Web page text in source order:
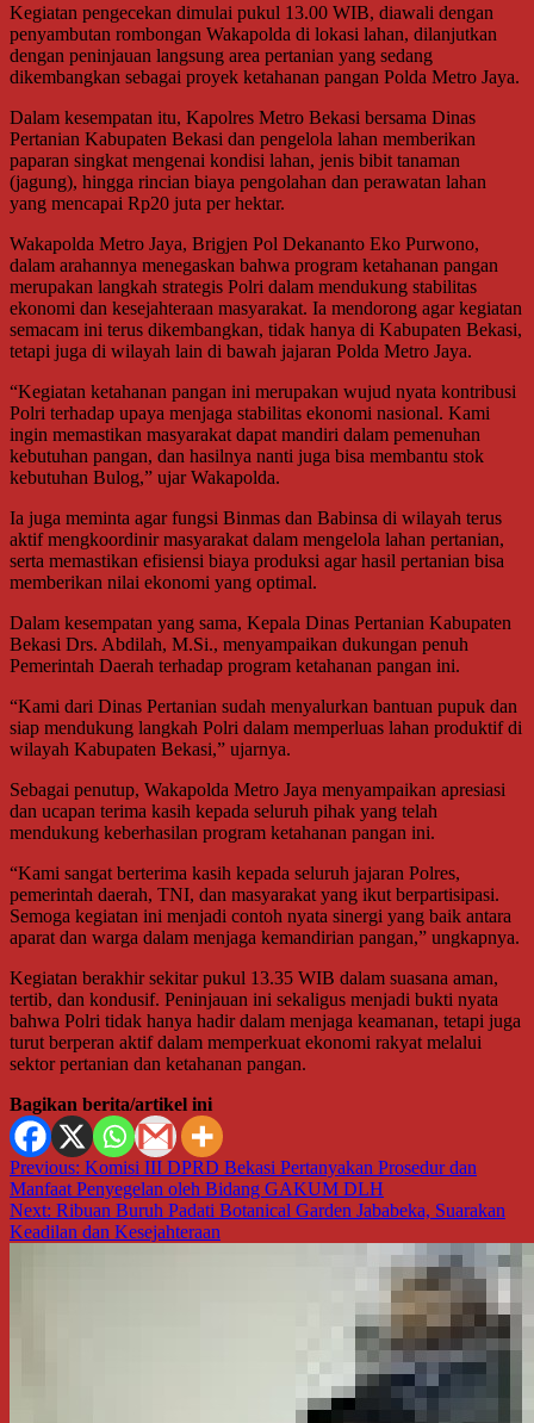
Kegiatan pengecekan dimulai pukul 13.00 WIB, diawali dengan
penyambutan rombongan Wakapolda di lokasi lahan, dilanjutkan
dengan peninjauan langsung area pertanian yang sedang
dikembangkan sebagai proyek ketahanan pangan Polda Metro Jaya.
Dalam kesempatan itu, Kapolres Metro Bekasi bersama Dinas
Pertanian Kabupaten Bekasi dan pengelola lahan memberikan
paparan singkat mengenai kondisi lahan, jenis bibit tanaman
(jagung), hingga rincian biaya pengolahan dan perawatan lahan
yang mencapai Rp20 juta per hektar.
Wakapolda Metro Jaya, Brigjen Pol Dekananto Eko Purwono,
dalam arahannya menegaskan bahwa program ketahanan pangan
merupakan langkah strategis Polri dalam mendukung stabilitas
ekonomi dan kesejahteraan masyarakat. Ia mendorong agar kegiatan
semacam ini terus dikembangkan, tidak hanya di Kabupaten Bekasi,
tetapi juga di wilayah lain di bawah jajaran Polda Metro Jaya.
“Kegiatan ketahanan pangan ini merupakan wujud nyata kontribusi
Polri terhadap upaya menjaga stabilitas ekonomi nasional. Kami
ingin memastikan masyarakat dapat mandiri dalam pemenuhan
kebutuhan pangan, dan hasilnya nanti juga bisa membantu stok
kebutuhan Bulog,” ujar Wakapolda.
Ia juga meminta agar fungsi Binmas dan Babinsa di wilayah terus
aktif mengkoordinir masyarakat dalam mengelola lahan pertanian,
serta memastikan efisiensi biaya produksi agar hasil pertanian bisa
memberikan nilai ekonomi yang optimal.
Dalam kesempatan yang sama, Kepala Dinas Pertanian Kabupaten
Bekasi Drs. Abdilah, M.Si., menyampaikan dukungan penuh
Pemerintah Daerah terhadap program ketahanan pangan ini.
“Kami dari Dinas Pertanian sudah menyalurkan bantuan pupuk dan
siap mendukung langkah Polri dalam memperluas lahan produktif di
wilayah Kabupaten Bekasi,” ujarnya.
Sebagai penutup, Wakapolda Metro Jaya menyampaikan apresiasi
dan ucapan terima kasih kepada seluruh pihak yang telah
mendukung keberhasilan program ketahanan pangan ini.
“Kami sangat berterima kasih kepada seluruh jajaran Polres,
pemerintah daerah, TNI, dan masyarakat yang ikut berpartisipasi.
Semoga kegiatan ini menjadi contoh nyata sinergi yang baik antara
aparat dan warga dalam menjaga kemandirian pangan,” ungkapnya.
Kegiatan berakhir sekitar pukul 13.35 WIB dalam suasana aman,
tertib, dan kondusif. Peninjauan ini sekaligus menjadi bukti nyata
bahwa Polri tidak hanya hadir dalam menjaga keamanan, tetapi juga
turut berperan aktif dalam memperkuat ekonomi rakyat melalui
sektor pertanian dan ketahanan pangan.
Bagikan berita/artikel ini
Navigasi
pos
Previous: Komisi III DPRD Bekasi Pertanyakan Prosedur dan
Manfaat Penyegelan oleh Bidang GAKUM DLH
Next: Ribuan Buruh Padati Botanical Garden Jababeka, Suarakan
Keadilan dan Kesejahteraan